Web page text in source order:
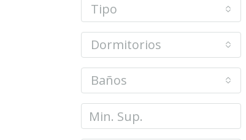
Tipo
Dormitorios
Baños